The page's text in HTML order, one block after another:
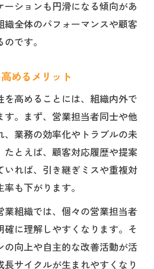
ーションも円滑になる傾向があ
織全体のパフォーマンスや顧客
です。
めるメリット
を高めることには、組織内外で
す。まず、営業担当者同士や他
、業務の効率化やトラブルの未
たとえば、顧客対応履歴や提案
いれば、引き継ぎミスや重複対
も下がります。
業組織では、個々の営業担当者
確に理解しやすくなります。そ
の向上や自主的な改善活動が活
サイクルが生まれやすくなり